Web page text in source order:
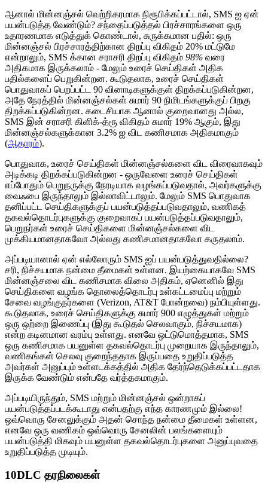
ஆனால் மின்னஞ்சல் வெற்றிகரமாக நிரூபிக்கப்பட்டால், SMS ஐ ஏன்
பயன்படுத்த வேண்டும்? சந்தைப்படுத்தல் பிரச்சாரங்களை ஒரு
உதாரணமாக எடுத்துக் கொண்டால், சுருக்கமான பதில்: ஒரு
மின்னஞ்சல் பிரச்சாரத்திற்கான திறப்பு விகிதம் 20% மட்டுமே
என்றாலும், SMS க்கான சராசரி திறப்பு விகிதம் 98% வரை
அதிகமாக இருக்கலாம் - மேலும் உரைச் செய்திகள் அதிக
பதில்களைப் பெறுகின்றன. கூடுதலாக, உரைச் செய்திகள்
பொதுவாகப் பெறப்பட்ட 90 வினாடிகளுக்குள் திறக்கப்படுகின்றன,
அதே நேரத்தில் மின்னஞ்சல்கள் சுமார் 90 நிமிடங்களுக்குப் பிறகு
திறக்கப்படுகின்றன. கடைசியாக ஆனால் குறைவானது அல்ல,
SMS இன் சராசரி கிளிக்-த்ரூ விகிதம் சுமார் 19% ஆகும், இது
மின்னஞ்சல்களுக்கான 3.2% ஐ விட கணிசமாக அதிகமாகும்
(ஆதாரம்).
பொதுவாக, உரைச் செய்திகள் மின்னஞ்சல்களை விட விரைவாகவும்
அடிக்கடி திறக்கப்படுகின்றன - ஒருவேளை உரைச் செய்திகள்
எப்போதும் பெறுநருக்கு நேரடியாக வழங்கப்படுவதால், அவர்களுக்கு
வைஃபை இருந்தாலும் இல்லாவிட்டாலும். மேலும் SMS பொதுவாக
தனிப்பட்ட செய்திகளுக்குப் பயன்படுத்தப்படுவதாலும், வணிகத்
தகவல்தொடர்புகளுக்கு குறைவாகப் பயன்படுத்தப்படுவதாலும்,
பெறுநர்கள் உரைச் செய்திகளை மின்னஞ்சல்களை விட
முக்கியமானதாகவோ அல்லது கணிசமானதாகவோ கருதலாம்.
அப்படியானால் ஏன் எல்லோரும் SMS ஐப் பயன்படுத்துவதில்லை?
சரி, நிச்சயமாக நன்மை தீமைகள் உள்ளன. இயற்கையாகவே SMS
மின்னஞ்சலை விட கணிசமாக விலை அதிகம், ஏனெனில் இது
செய்திகளை வழங்க தொலைத்தொடர்பு உள்கட்டமைப்பு மற்றும்
சேவை வழங்குநர்களை (Verizon, AT&T போன்றவை) நம்பியுள்ளது.
கூடுதலாக, உரைச் செய்திகளுக்கு சுமார் 900 எழுத்துகள் மற்றும்
ஒரு ஒற்றை இணைப்பு (இது கூடுதல் செலவாகும், நிச்சயமாக)
என்ற கடினமான வரம்பு உள்ளது. எனவே ஒட்டுமொத்தமாக, SMS
ஒரு கணிசமாக பயனுள்ள தகவல்தொடர்பு முறையாக இருந்தாலும்,
வணிகங்கள் செலவு குறைந்ததாக இருப்பதை உறுதிப்படுத்த
அவர்கள் அனுப்பும் உள்ளடக்கத்தில் அதிக தேர்ந்தெடுக்கப்பட்டதாக
இருக்க வேண்டும் என்பதே வர்த்தகமாகும்.
அப்படியிருந்தும், SMS மற்றும் மின்னஞ்சல் ஒன்றாகப்
பயன்படுத்தப்படக்கூடாது என்பதற்கு எந்த காரணமும் இல்லை!
ஒவ்வொரு சேனலுக்கும் அதன் சொந்த நன்மை தீமைகள் உள்ளன,
எனவே ஒரு வணிகம் ஒவ்வொரு சேனலின் பலங்களையும்
பயன்படுத்தி மிகவும் பயனுள்ள தகவல்தொடர்புகளை அனுப்புவதை
உறுதிப்படுத்த முடியும்.
10DLC தரநிலைகள்